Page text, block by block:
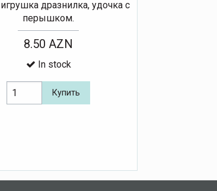
дразнилка, удочка с
перышком.
8.50 AZN
In stock
Купить